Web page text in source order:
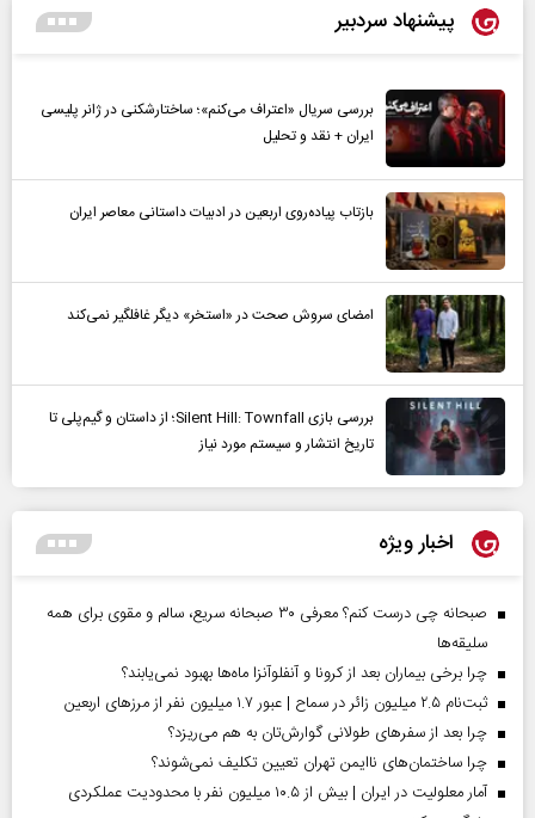
پیشنهاد سردبیر
بررسی سریال «اعتراف می‌کنم»؛ ساختارشکنی در ژانر پلیسی
ایران + نقد و تحلیل
بازتاب پیاده‌روی اربعین در ادبیات داستانی معاصر ایران
امضای سروش صحت در «استخر» دیگر غافلگیر نمی‌کند
بررسی بازی Silent Hill: Townfall؛ از داستان و گیم‌پلی تا
تاریخ انتشار و سیستم مورد نیاز
اخبار ویژه
صبحانه چی درست کنم؟ معرفی ۳۰ صبحانه سریع، سالم و مقوی برای همه
سلیقه‌ها
چرا برخی بیماران بعد از کرونا و آنفلوآنزا ماه‌ها بهبود نمی‌یابند؟
ثبت‌نام ۲.۵ میلیون زائر در سماح | عبور ۱.۷ میلیون نفر از مرز‌های اربعین
چرا بعد از سفرهای طولانی گوارش‌تان به هم می‌ریزد؟
چرا ساختمان‌های ناایمن تهران تعیین تکلیف نمی‌شوند؟
آمار معلولیت در ایران | بیش از ۱۰.۵ میلیون نفر با محدودیت عملکردی